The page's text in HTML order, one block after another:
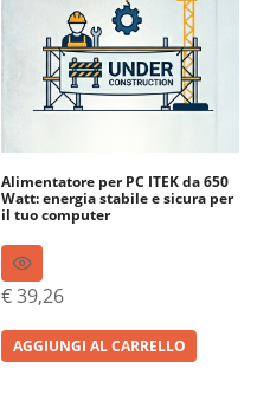
Alimentatore per PC ITEK da 650
Watt: energia stabile e sicura per
il tuo computer
€39,26
AGGIUNGI AL CARRELLO